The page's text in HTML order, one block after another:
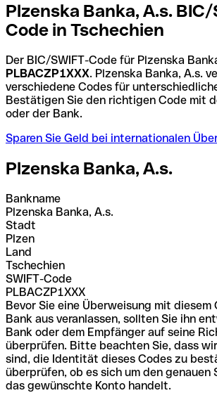
Plzenska Banka, A.s. BIC/
Code in Tschechien
Der BIC/SWIFT-Code für Plzenska
PLBACZP1XXX. Plzenska Banka, A.s.
verschiedene Codes für
Bestätigen Sie den richtigen Code mit
oder der Bank.
Sparen Sie Geld bei internationalen
Plzenska Banka, A.s.
Bankname
Plzenska Banka, A.s.
Stadt
Plzen
Land
Tschechien
SWIFT-Code
PLBACZP1XXX
Bevor Sie eine Überweisung mit diesem
Bank aus veranlassen, sollten Sie ihn
Bank oder dem Empfänger auf seine
überprüfen. Bitte beachten Sie, dass
sind, die Identität dieses Codes zu
überprüfen, ob es sich um den genauen
das gewünschte Konto handelt.